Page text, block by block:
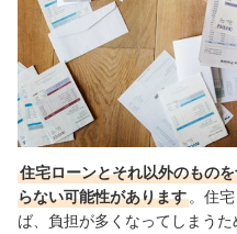
住宅ローンとそれ以外のもの
らない可能性があります 。住
ば、負担が多くなってしまうた